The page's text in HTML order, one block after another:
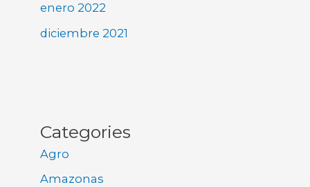
enero 2022
diciembre 2021
Categories
Agro
Amazonas